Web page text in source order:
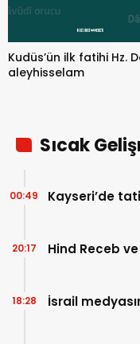
Kudüs’ün ilk fatihi Hz.
aleyhisselam
Sıcak
Kayseri’de
00:49
Hind Receb
20:17
İsrail
18:28